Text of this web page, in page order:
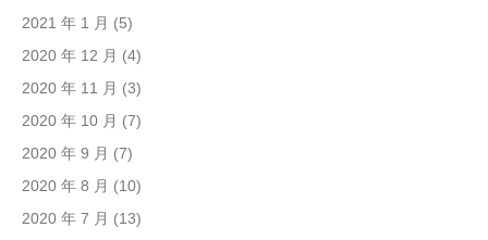
2021 年 1 月 (5)
2020 年 12 月 (4)
2020 年 11 月 (3)
2020 年 10 月 (7)
2020 年 9 月 (7)
2020 年 8 月 (10)
2020 年 7 月 (13)